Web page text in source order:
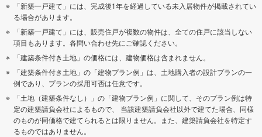
「新築一戸建て」には、完成後1年を経過している未入居物件が掲載されてい
る場合があります。
「新築一戸建て」には、販売住戸が複数の物件は、全ての住戸に該当しない
項目もあります。各問い合わせ先にご確認ください。
「建築条件付き土地」の価格には、建物価格は含まれません。
「建築条件付き土地」の「建物プラン例」は、土地購入者の設計プランの一
例であり、プランの採用可否は任意です。
「土地（建築条件なし）」の「建物プラン例」に関して、そのプラン例は特
定の建築請負会社によるもので、 当該建築請負会社以外で建てた場合、同様
のものが同価格で建てられるとは限りません。また、建築請負会社を特定す
るものではありません。